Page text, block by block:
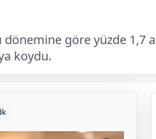
dönemine göre yüzde
koydu.